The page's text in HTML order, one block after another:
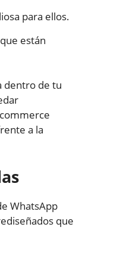
para ellos.
están
dentro de tu
a la
WhatsApp
que